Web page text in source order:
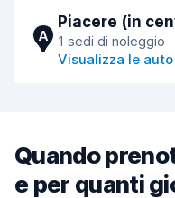
A
Piacere (in
1 sedi di noleggio
Visualizza le
Quando
e per quanti